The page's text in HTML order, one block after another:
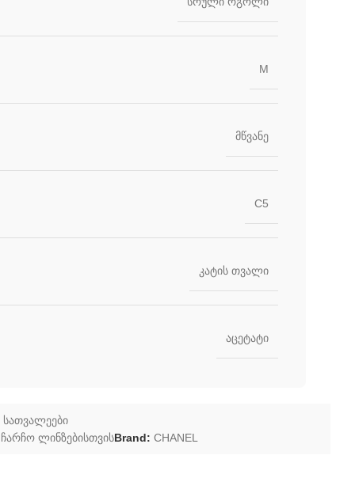
M
მწვანე
C5
კატის თვალი
აცეტატი
ჩარჩო ლინზებისთვისBrand: CHANEL